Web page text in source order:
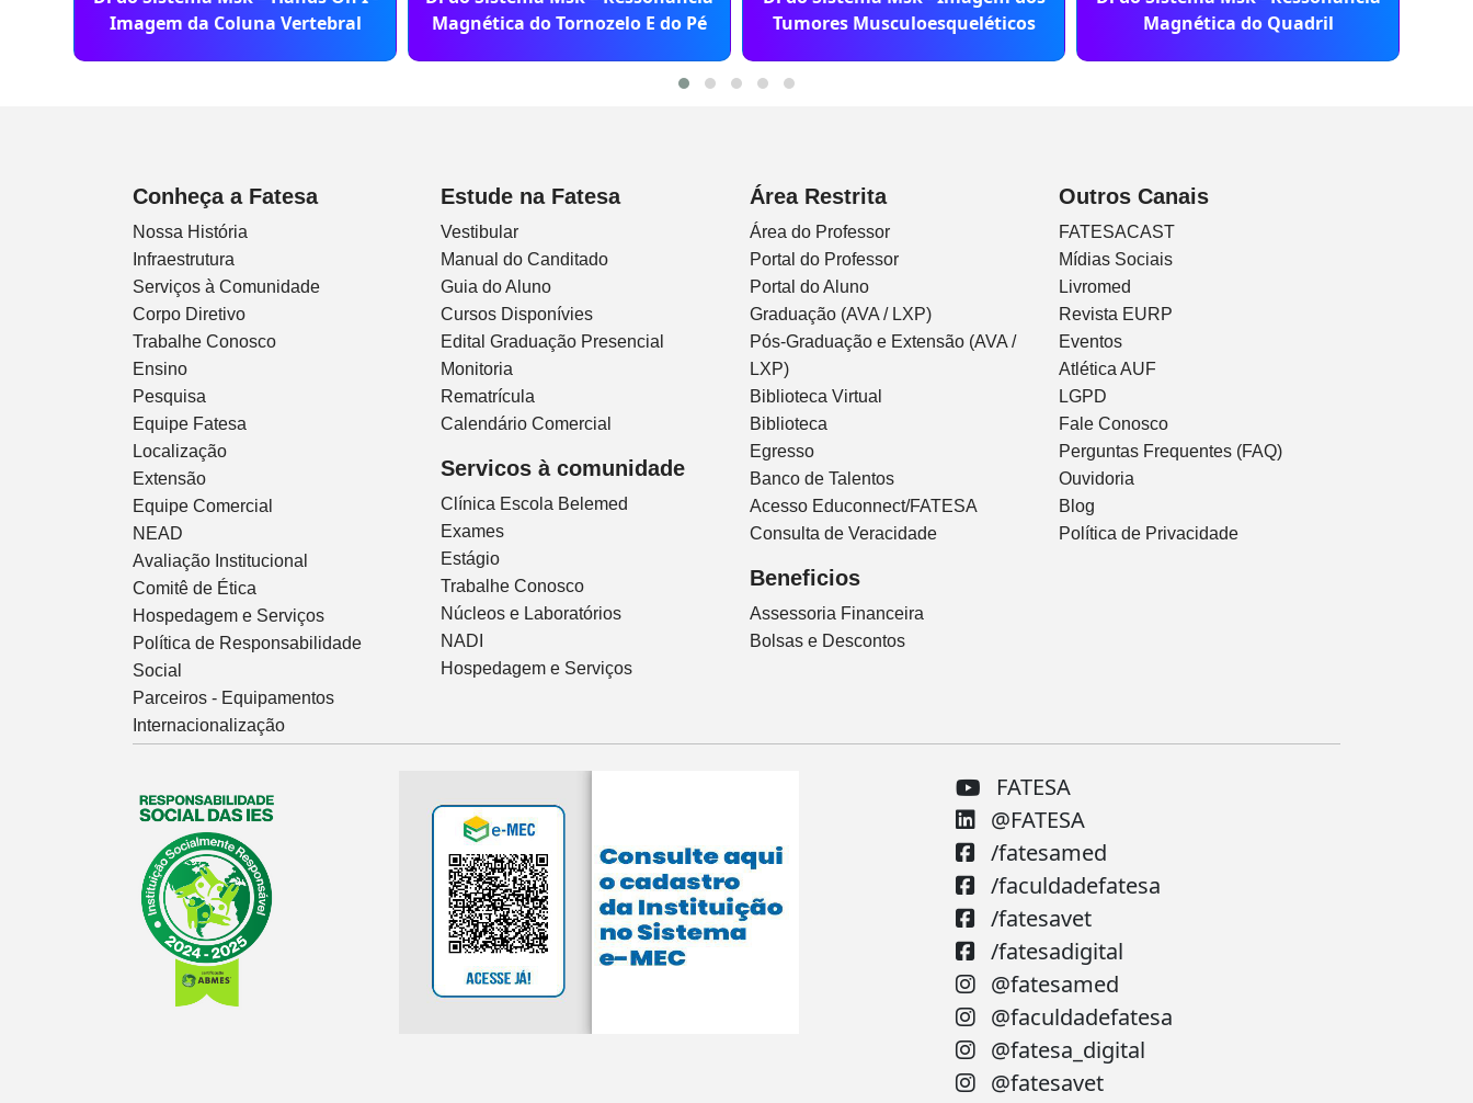
Imagem da Coluna Vertebral
Magnética do Tornozelo E do Pé
Tumores Musculoesqueléticos
Magnética do Quadril
Conheça a Fatesa
Nossa História
Infraestrutura
Serviços à Comunidade
Corpo Diretivo
Trabalhe Conosco
Ensino
Pesquisa
Equipe Fatesa
Localização
Extensão
Equipe Comercial
NEAD
Avaliação Institucional
Comitê de Ética
Hospedagem e Serviços
Política de Responsabilidade
Social
Parceiros - Equipamentos
Internacionalização
Estude na Fatesa
Vestibular
Manual do Canditado
Guia do Aluno
Cursos Disponívies
Edital Graduação Presencial
Monitoria
Rematrícula
Calendário Comercial
Servicos à comunidade
Clínica Escola Belemed
Exames
Estágio
Trabalhe Conosco
Núcleos e Laboratórios
NADI
Hospedagem e Serviços
Área Restrita
Área do Professor
Portal do Professor
Portal do Aluno
Graduação (AVA / LXP)
Pós-Graduação e Extensão (AVA /
LXP)
Biblioteca Virtual
Biblioteca
Egresso
Banco de Talentos
Acesso Educonnect/FATESA
Consulta de Veracidade
Beneficios
Assessoria Financeira
Bolsas e Descontos
Outros Canais
FATESACAST
Mídias Sociais
Livromed
Revista EURP
Eventos
Atlética AUF
LGPD
Fale Conosco
Perguntas Frequentes (FAQ)
Ouvidoria
Blog
Política de Privacidade
FATESA
@FATESA
/fatesamed
/faculdadefatesa
/fatesavet
/fatesadigital
@fatesamed
@faculdadefatesa
@fatesa_digital
@fatesavet